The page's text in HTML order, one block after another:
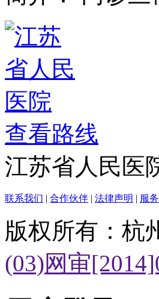
简介：
查看路线
江苏省人民医
联系我们 | 合作伙伴 法律声明 | 服
版权所有：杭
(03)网审